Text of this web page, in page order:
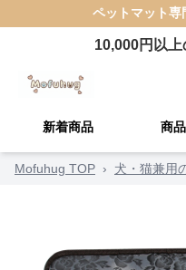
ペットマット専
10,000円以上
新着商品 商
Mofuhug TOP › 犬・猫兼用